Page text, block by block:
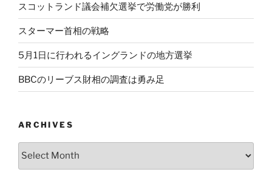
スコットランド議会補欠選挙で労働党が勝利
スターマー首相の戦略
5月1日に行われるイングランドの地方選挙
BBCのリーブス財相の調査は勇み足
ARCHIVES
Archives